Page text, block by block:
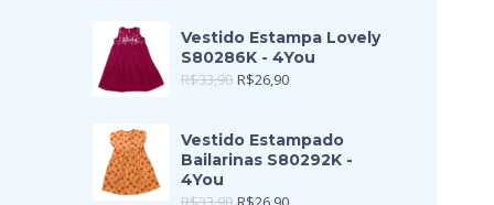
Vestido Estampa Lovely
S80286K - 4You
R$33,90 R$26,90
Vestido Estampado
Bailarinas S80292K -
4You